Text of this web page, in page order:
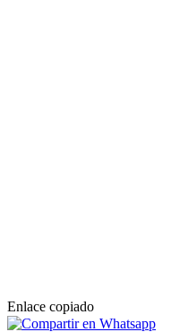
Enlace copiado